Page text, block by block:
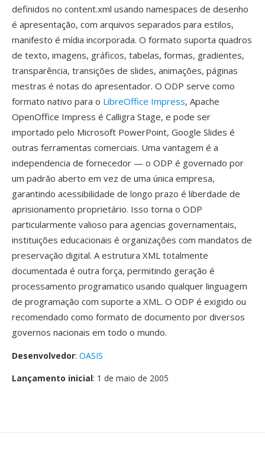
definidos no content.xml usando namespaces de desenho
é apresentação, com arquivos separados para estilos,
manifesto é mídia incorporada. O formato suporta quadros
de texto, imagens, gráficos, tabelas, formas, gradientes,
transparência, transições de slides, animações, páginas
mestras é notas do apresentador. O ODP serve como
formato nativo para o LibreOffice Impress, Apache
OpenOffice Impress é Calligra Stage, e pode ser
importado pelo Microsoft PowerPoint, Google Slides é
outras ferramentas comerciais. Uma vantagem é a
independencia de fornecedor — o ODP é governado por
um padrão aberto em vez de uma única empresa,
garantindo acessibilidade de longo prazo é liberdade de
aprisionamento proprietário. Isso torna o ODP
particularmente valioso para agencias governamentais,
instituições educacionais é organizações com mandatos de
preservação digital. A estrutura XML totalmente
documentada é outra força, permitindo geração é
processamento programatico usando qualquer linguagem
de programação com suporte a XML. O ODP é exigido ou
recomendado como formato de documento por diversos
governos nacionais em todo o mundo.
Desenvolvedor: OASIS
Lançamento inicial: 1 de maio de 2005